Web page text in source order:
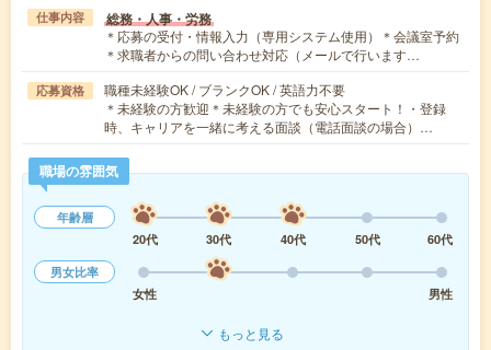
仕事内容 総務・人事・労務
＊応募の受付・情報入力（専用システム使用）＊会議室予約
＊求職者からの問い合わせ対応（メールで行います…
応募資格
職種未経験OK / ブランクOK / 英語力不要
＊未経験の方歓迎＊未経験の方でも安心スタート！・登録
時、キャリアを一緒に考える面談（電話面談の場合）…
職場の雰囲気
年齢層
20代
30代 40代 50代
60代
男女比率
女性
男性
もっと見る